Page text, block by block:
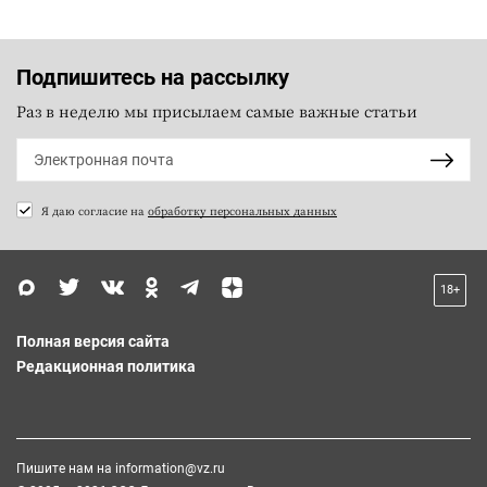
Подпишитесь на рассылку
Раз в неделю мы присылаем самые важные статьи
Я даю согласие на обработку персональных данных
18+
Полная версия сайта
Редакционная политика
Пишите нам на information@vz.ru